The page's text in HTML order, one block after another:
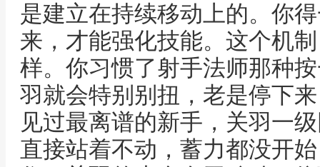
是建立在持续移动上的。你
来，才能强化技能。这个机
样。你习惯了射手法师那种
羽就会特别别扭，老是停下
见过最离谱的新手，关羽一
直接站着不动，蓄力都没开